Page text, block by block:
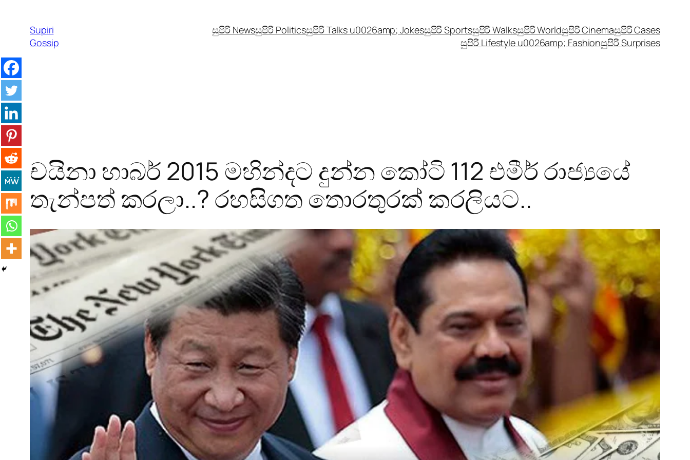
contentSupiri
Gossip
සුපිරි Newsසුපිරි Politicsසුපිරි Talks u0026amp; Jokesසුපිරි Sportsසුපිරි Walksසුපිරි Worldසුපිරි Cinemaසුපිරි Cases
සුපිරි Lifestyle u0026amp; Fashionසුපිරි Surprises
චයිනා හාබර් 2015 මහින්දට දුන්න කෝටි 112 එමීර් රාජ්‍යයේ
තැන්පත් කරලා..? රහසිගත තොරතුරක් කරලියට..